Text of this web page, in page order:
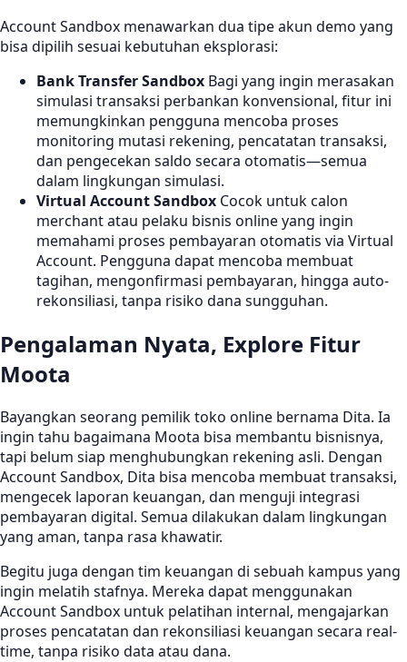
Account Sandbox menawarkan dua tipe akun demo yang
bisa dipilih sesuai kebutuhan eksplorasi:
Bank Transfer Sandbox Bagi yang ingin merasakan
simulasi transaksi perbankan konvensional, fitur ini
memungkinkan pengguna mencoba proses
monitoring mutasi rekening, pencatatan transaksi,
dan pengecekan saldo secara otomatis—semua
dalam lingkungan simulasi.
Virtual Account Sandbox Cocok untuk calon
merchant atau pelaku bisnis online yang ingin
memahami proses pembayaran otomatis via Virtual
Account. Pengguna dapat mencoba membuat
tagihan, mengonfirmasi pembayaran, hingga auto-
rekonsiliasi, tanpa risiko dana sungguhan.
Pengalaman Nyata, Explore Fitur
Moota
Bayangkan seorang pemilik toko online bernama Dita. Ia
ingin tahu bagaimana Moota bisa membantu bisnisnya,
tapi belum siap menghubungkan rekening asli. Dengan
Account Sandbox, Dita bisa mencoba membuat transaksi,
mengecek laporan keuangan, dan menguji integrasi
pembayaran digital. Semua dilakukan dalam lingkungan
yang aman, tanpa rasa khawatir.
Begitu juga dengan tim keuangan di sebuah kampus yang
ingin melatih stafnya. Mereka dapat menggunakan
Account Sandbox untuk pelatihan internal, mengajarkan
proses pencatatan dan rekonsiliasi keuangan secara real-
time, tanpa risiko data atau dana.